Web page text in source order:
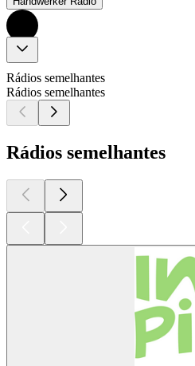
Rádios semelhantes
Rádios semelhantes
Rádios semelhantes